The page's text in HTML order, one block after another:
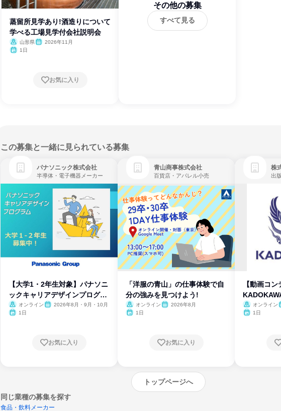
蒸留所見学あり!酒造りについて
学べる工場見学付会社説明会
山形県
2026年11月
1日
お気に入り
その他の募集
すべて見る
この募集と一緒に見られている募集
パナソニック株式会社
半導体・電子機器メーカー
【大学1・2年生対象】パナソニ
ックキャリアデザインプログラ
ム
オンライン
2026年8月・9月・10月
1日
お気に入り
青山商事株式会社
百貨店・アパレル小売
「洋服の青山」の仕事体験で自
分の強みを見つけよう!
オンライン
2026年8月
1日
お気に入り
株
出
【動画コン
オンライン
1日
トップページへ
同じ業種の募集を探す
食品・飲料メーカー